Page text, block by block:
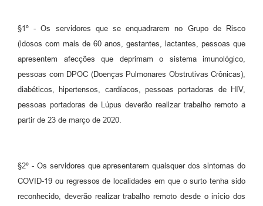
§1º - Os servidores que se enquadrarem no Grupo de Risco
(idosos com mais de 60 anos, gestantes, lactantes, pessoas que
apresentem afecções que deprimam o sistema imunológico,
pessoas com DPOC (Doenças Pulmonares Obstrutivas Crônicas),
diabéticos, hipertensos, cardíacos, pessoas portadoras de HIV,
pessoas portadoras de Lúpus deverão realizar trabalho remoto a
partir de 23 de março de 2020.
§2º - Os servidores que apresentarem quaisquer dos sintomas do
COVID-19 ou regressos de localidades em que o surto tenha sido
reconhecido, deverão realizar trabalho remoto desde o início dos